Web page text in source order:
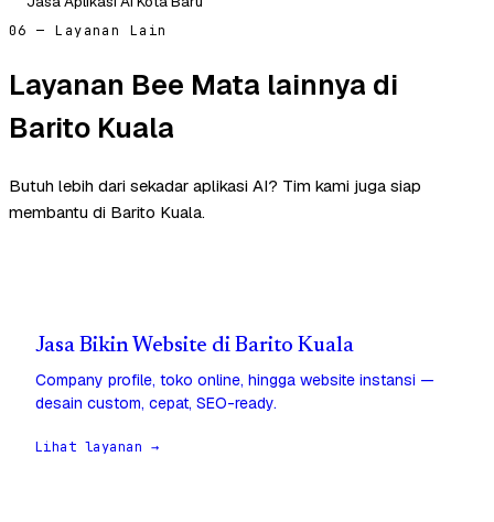
06 — Layanan Lain
Layanan Bee Mata lainnya di
Barito Kuala
Butuh lebih dari sekadar aplikasi AI? Tim kami juga siap
membantu di Barito Kuala.
Jasa Bikin Website di Barito Kuala
Company profile, toko online, hingga website instansi —
desain custom, cepat, SEO-ready.
Lihat layanan →